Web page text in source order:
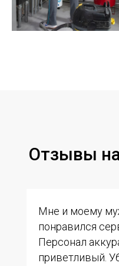
Отзывы
Мне и моему
понравился
Персонал
приветливый.